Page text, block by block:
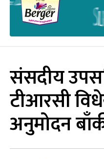
संसदीय
टीआरसी
अनुमोदन